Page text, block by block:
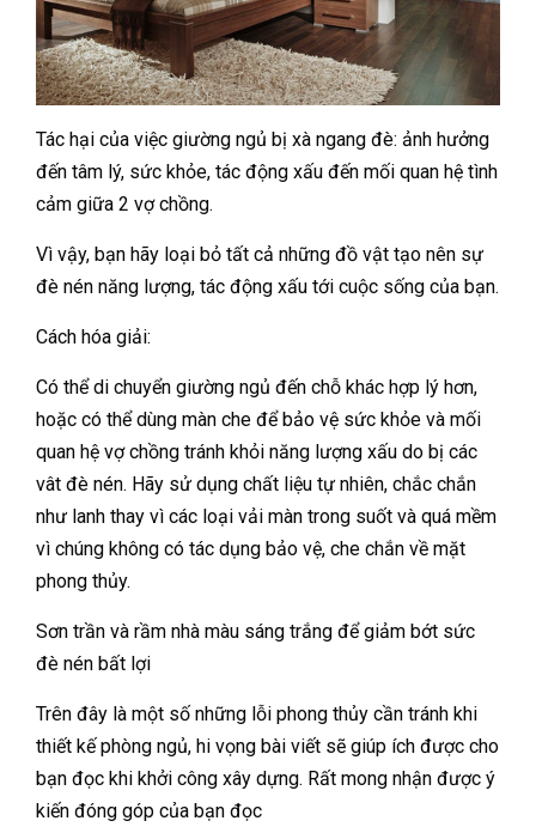
Tác hại của việc giường ngủ bị xà ngang đè: ảnh hưởng
đến tâm lý, sức khỏe, tác động xấu đến mối quan hệ tình
cảm giữa 2 vợ chồng.
Vì vậy, bạn hãy loại bỏ tất cả những đồ vật tạo nên sự
đè nén năng lượng, tác động xấu tới cuộc sống của bạn.
Cách hóa giải:
Có thể di chuyển giường ngủ đến chỗ khác hợp lý hơn,
hoặc có thể dùng màn che để bảo vệ sức khỏe và mối
quan hệ vợ chồng tránh khỏi năng lượng xấu do bị các
vât đè nén. Hãy sử dụng chất liệu tự nhiên, chắc chắn
như lanh thay vì các loại vải màn trong suốt và quá mềm
vì chúng không có tác dụng bảo vệ, che chắn về mặt
phong thủy.
Sơn trần và rầm nhà màu sáng trắng để giảm bớt sức
đè nén bất lợi
Trên đây là một số những lỗi phong thủy cần tránh khi
thiết kế phòng ngủ, hi vọng bài viết sẽ giúp ích được cho
bạn đọc khi khởi công xây dựng. Rất mong nhận được ý
kiến đóng góp của bạn đọc